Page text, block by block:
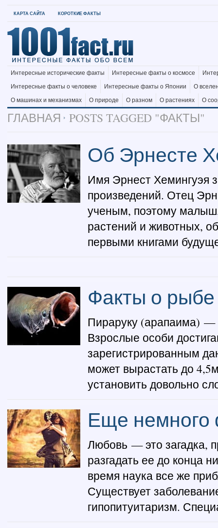
КАРТА САЙТА КОРОТКИЕ ФАКТЫ
Интересные исторические факты Интересные факты о космосе
Интересные факты о человеке
Интересные факты о Японии
О
О машинах и механизмах
О природе О разном О растениях О
ГЛАВНАЯ POSTS TAGGED "ФАКТЫ"
Об Эрнесте
Имя Эрнест Хемингуэя
произведений. Отец
ученым, поэтому
растений и животных,
первыми книгами
Факты о рыбе
Пираруку (арапаима) —
Взрослые особи
зарегистрированным
может вырастать до
установить довольно
Еще немного
Любовь — это загадка,
разгадать ее до конца
время наука все же
Существует
гипопитуитаризм.